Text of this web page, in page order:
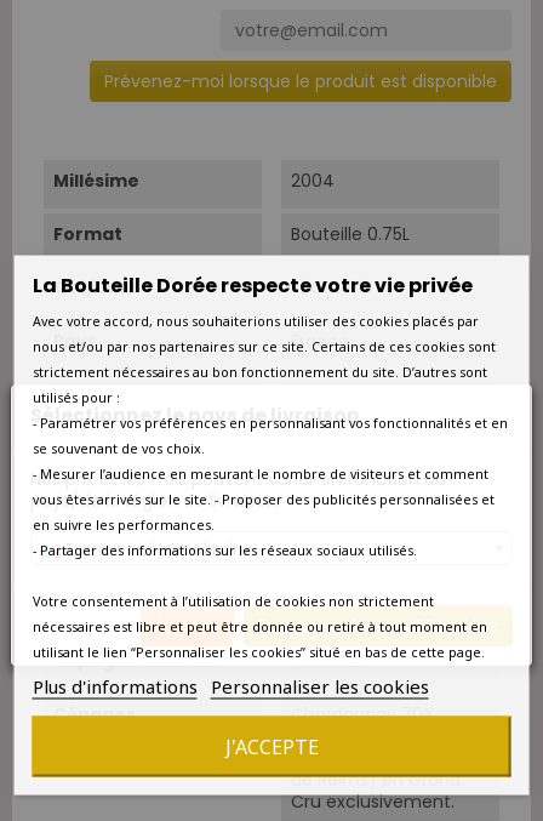
Sélectionnez le pays de livraison
Nos prix et les frais peuvent varier en fonction du
pays/de la région de livraison.
France métropolitaine
Annuler Enregistrer les modifications
Prévenez-moi lorsque le produit est disponible
Millésime 2004
Format Bouteille 0.75L
Qté/Colis 1 bouteille
Pays France
Région
Appellation
Couleur Rosé
Type Rosé effervescent
Classement Grand Cru
Cépage Dominant Pinot Noir
Cépages
Chardonnay 70%
(Côte des Blancs) et
Pinot Noir (Montagne
de Reims) en Grand
Cru exclusivement.
La Bouteille Dorée respecte votre vie privée
Avec votre accord, nous souhaiterions utiliser des cookies placés par
nous et/ou par nos partenaires sur ce site. Certains de ces cookies sont
strictement nécessaires au bon fonctionnement du site. D’autres sont
utilisés pour :
- Paramétrer vos préférences en personnalisant vos fonctionnalités et en
se souvenant de vos choix.
- Mesurer l’audience en mesurant le nombre de visiteurs et comment
vous êtes arrivés sur le site. - Proposer des publicités personnalisées et
en suivre les performances.
- Partager des informations sur les réseaux sociaux utilisés.
Votre consentement à l’utilisation de cookies non strictement
nécessaires est libre et peut être donnée ou retiré à tout moment en
utilisant le lien “Personnaliser les cookies” situé en bas de cette page.
Plus d'informations Personnaliser les cookies
J'ACCEPTE